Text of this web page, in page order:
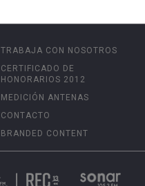
TRABAJA CON NOSOTROS
CERTIFICADO DE
HONORARIOS 2012
MEDICIÓN ANTENAS
CONTACTO
BRANDED CONTENT